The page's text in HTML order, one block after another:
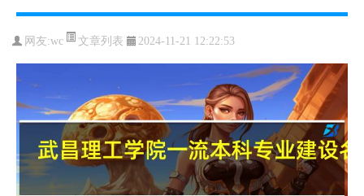
网友:wc 文章列表 2024-11-21 12:22:53